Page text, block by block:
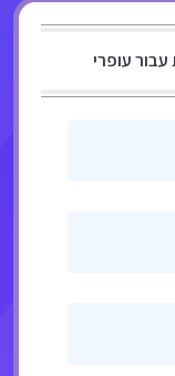
עופרי